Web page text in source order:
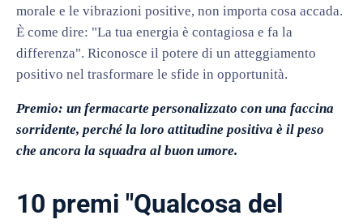
morale e le vibrazioni positive, non importa cosa accada.
È come dire: "La tua energia è contagiosa e fa la
differenza". Riconosce il potere di un atteggiamento
positivo nel trasformare le sfide in opportunità.
Premio: un fermacarte personalizzato con una faccina
sorridente, perché la loro attitudine positiva è il peso
che ancora la squadra al buon umore.
10 premi "Qualcosa del